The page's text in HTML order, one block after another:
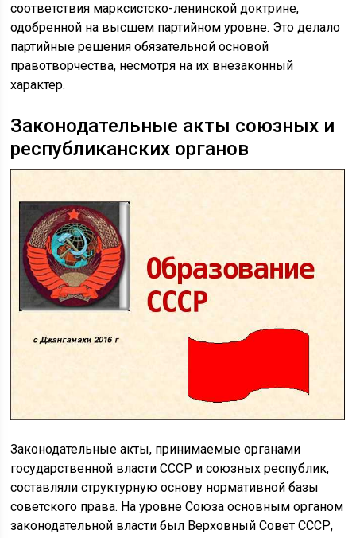
соответствия марксистско-ленинской доктрине,
одобренной на высшем партийном уровне. Это делало
партийные решения обязательной основой
правотворчества, несмотря на их внезаконный
характер.
Законодательные акты союзных и
республиканских органов
Законодательные акты, принимаемые органами
государственной власти СССР и союзных республик,
составляли структурную основу нормативной базы
советского права. На уровне Союза основным органом
законодательной власти был Верховный Совет СССР,